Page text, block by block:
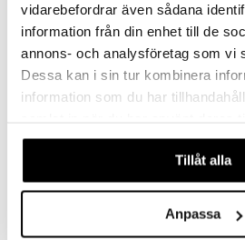
vidarebefordrar även sådana
information från din enhet till de
annons- och analysföretag som vi
Dessa kan i sin tur kombinera
information som du har
våra cookies vid fortsatt
Tillåt alla
Anpassa
Green Tea - Shower Gel
With Pump
ELIZABETH ARDEN
Elizabeth Ardenin suihkugeeli, jonka tuoksu on kevyt ja vihreä
21,95 €
-